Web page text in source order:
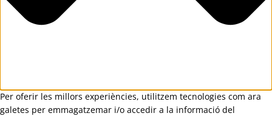
Per oferir les millors experiències, utilitzem tecnologies com ara
galetes per emmagatzemar i/o accedir a la informació del